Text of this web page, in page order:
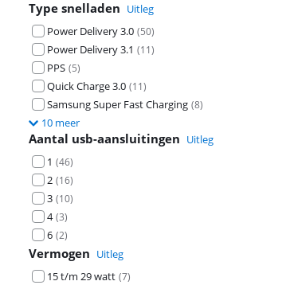
Type snelladen Uitleg
Power Delivery 3.0 (50)
Power Delivery 3.1 (11)
PPS (5)
Quick Charge 3.0 (11)
Samsung Super Fast Charging (8)
10 meer
Aantal usb-aansluitingen Uitleg
1 (46)
2 (16)
3 (10)
4 (3)
6 (2)
Vermogen Uitleg
15 t/m 29 watt (7)